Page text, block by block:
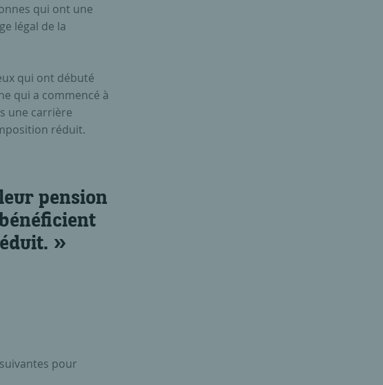
qui ont une
légal de la
qui ont débuté
qui a commencé à
une carrière
réduit.
pension
pour